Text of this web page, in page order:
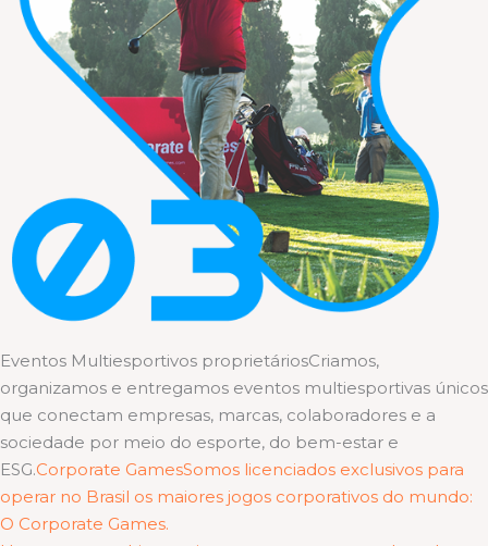
Eventos Multiesportivos proprietáriosCriamos,
organizamos e entregamos eventos multiesportivas únicos
que conectam empresas, marcas, colaboradores e a
sociedade por meio do esporte, do bem-estar e
ESG.Corporate GamesSomos licenciados exclusivos para
operar no Brasil os maiores jogos corporativos do mundo:
O Corporate Games.